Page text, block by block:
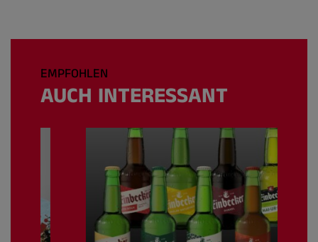
EMPFOHLEN
AUCH INTERESSANT